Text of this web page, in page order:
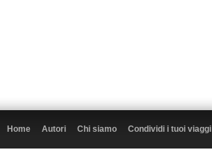
Home Autori Chi siamo Condividi i tuoi viaggi